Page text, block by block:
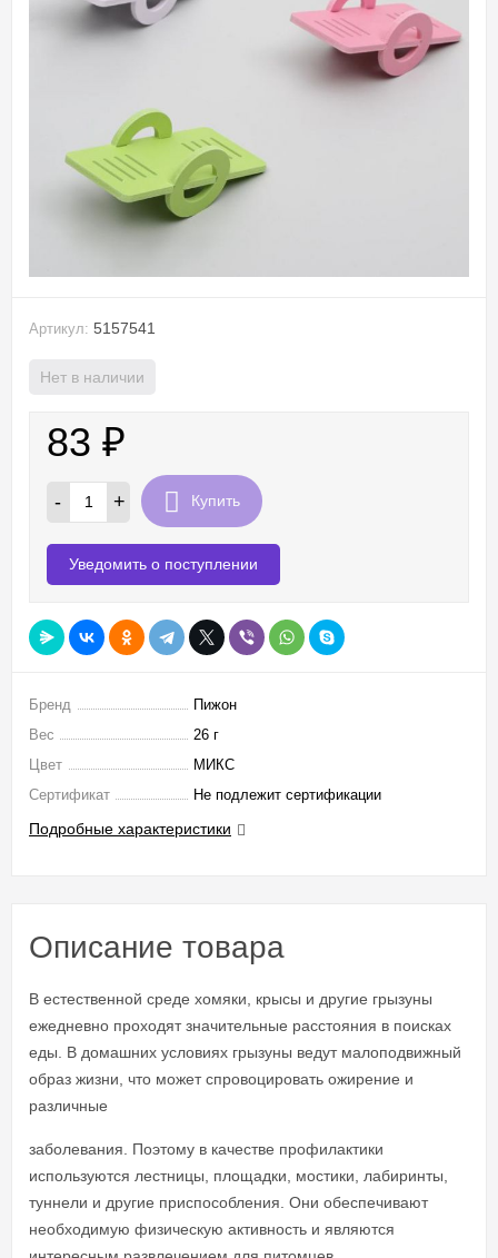
Артикул: 5157541
Нет в наличии
83 ₽
- + Купить
Уведомить о поступлении
Бренд
Пижон
Вес
26 г
Цвет
МИКС
Сертификат
Не подлежит сертификации
Подробные характеристики
Описание товара
В естественной среде хомяки, крысы и другие грызуны
ежедневно проходят значительные расстояния в поисках
еды. В домашних условиях грызуны ведут малоподвижный
образ жизни, что может спровоцировать ожирение и
различные
заболевания. Поэтому в качестве профилактики
используются лестницы, площадки, мостики, лабиринты,
туннели и другие приспособления. Они обеспечивают
необходимую физическую активность и являются